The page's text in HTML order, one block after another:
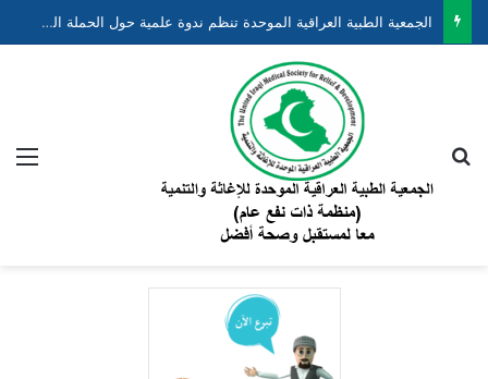
الجمعية الطبية العراقية الموحدة تشارك في احتفالية اليوم العالمي للسكان